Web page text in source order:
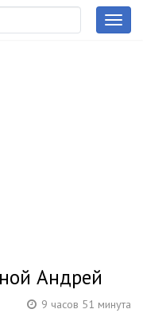
Андрей
9 часов 51 минута